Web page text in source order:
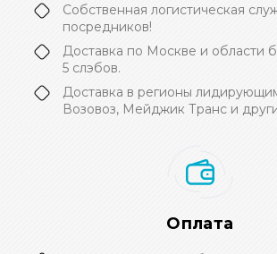
Собственная логистическая
посредников!
Доставка по Москве и области
5 слэбов.
Доставка в регионы
Возовоз, Мейджик Транс и
Оплата